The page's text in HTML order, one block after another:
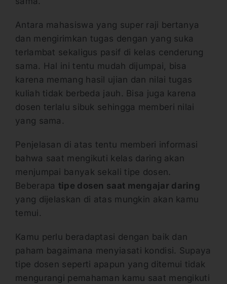
Antara mahasiswa yang super raji bertanya
dan mengirimkan tugas dengan yang suka
terlambat sekaligus pasif di kelas cenderung
sama. Hal ini tentu mudah dijumpai, bisa
karena memang hasil ujian dan nilai tugas
kuliah tidak berbeda jauh. Bisa juga karena
dosen terlalu sibuk sehingga memberi nilai
yang sama.
Penjelasan di atas tentu memberi informasi
bahwa saat mengikuti kelas daring akan
menjumpai banyak sekali tipe dosen.
Beberapa tipe dosen saat mengajar daring
yang dijelaskan di atas mungkin akan kamu
temui.
Kamu perlu beradaptasi dengan baik dan
paham bagaimana menyiasati kondisi. Supaya
tipe dosen seperti apapun yang ditemui tidak
mengurangi pemahaman kamu saat mengikuti